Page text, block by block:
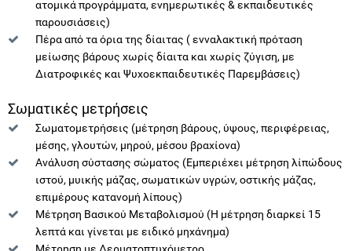
ατομικά προγράμματα, ενημερωτικές & εκπαιδευτικές
παρουσιάσεις)
Πέρα από τα όρια της δίαιτας ( ενναλακτική πρόταση
μείωσης βάρους χωρίς δίαιτα και χωρίς ζύγιση, με
Διατροφικές και Ψυχοεκπαιδευτικές Παρεμβάσεις)
Σωματικές μετρήσεις
Σωματομετρήσεις (μέτρηση βάρους, ύψους, περιφέρειας,
μέσης, γλουτών, μηρού, μέσου βραχίονα)
Ανάλυση σύστασης σώματος (Εμπεριέχει μέτρηση λίπώδους
ιστού, μυικής μάζας, σωματικών υγρών, οστικής μάζας,
επιμέρους κατανομή λίπους)
Μέτρηση Βασικού Μεταβολισμού (Η μέτρηση διαρκεί 15
λεπτά και γίνεται με ειδικό μηχάνημα)
Μέτρηση με Δερματοπτυχόμετρο